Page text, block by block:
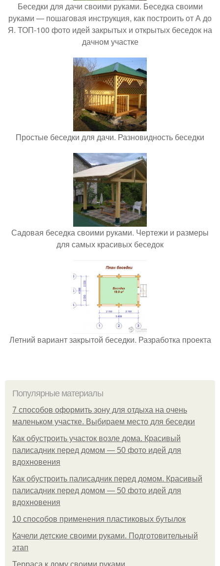
Беседки для дачи своими руками. Беседка своими
руками — пошаговая инструкция, как построить от А до
Я. ТОП-100 фото идей закрытых и открытых беседок на
дачном участке
Простые беседки для дачи. Разновидность беседки
Садовая беседка своими руками. Чертежи и размеры
для самых красивых беседок
Летний вариант закрытой беседки. Разработка проекта
Популярные материалы
7 способов оформить зону для отдыха на очень
маленьком участке. Выбираем место для беседки
Как обустроить участок возле дома. Красивый
палисадник перед домом — 50 фото идей для
вдохновения
Как обустроить палисадник перед домом. Красивый
палисадник перед домом — 50 фото идей для
вдохновения
10 способов применения пластиковых бутылок
Качели детские своими руками. Подготовительный
этап